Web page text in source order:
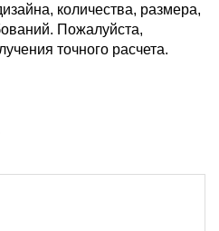
количества, размера,
Пожалуйста,
точного расчета.